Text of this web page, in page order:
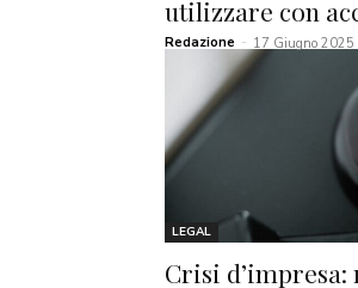
utilizzare con
Redazione - 17 Giugno 2025
LEGAL
Crisi d’impresa: